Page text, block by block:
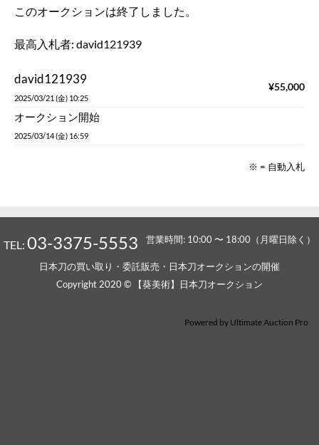
このオークションは終了しました。
最高入札者: david121939
david121939
2025/03/21 (金) 10:25
¥55,000
オークション開始
2025/03/14 (金) 16:59
※ = 自動入札
TEL:03-3375-5553 営業時間: 10:00 〜 18:00（月曜日除く）
日本刀の買い取り・委託販売・日本刀オークションの開催
Copyright 2020 © 【葵美術】日本刀オークション
Powered by Ultimate Auction Pro